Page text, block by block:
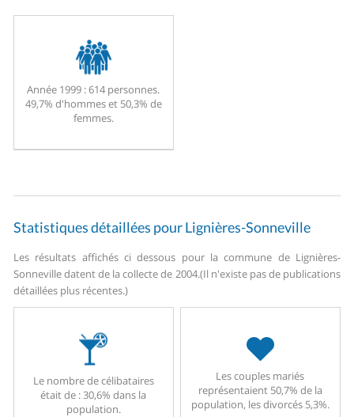
Année 1999 :614 personnes.
49,7% d'hommes et 50,3% de
femmes.
Statistiques détaillées pour Lignières-Sonneville
Les résultats affichés ci dessous pour la commune de Lignières-
Sonneville datent de la collecte de 2004.(Il n'existe pas de publications
détaillées plus récentes.)
Le nombre de célibataires
était de : 30,6% dans la
population.
Les couples mariés
représentaient 50,7% de la
population, les divorcés 5,3%.